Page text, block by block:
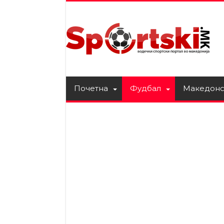
Почетна Фудбал